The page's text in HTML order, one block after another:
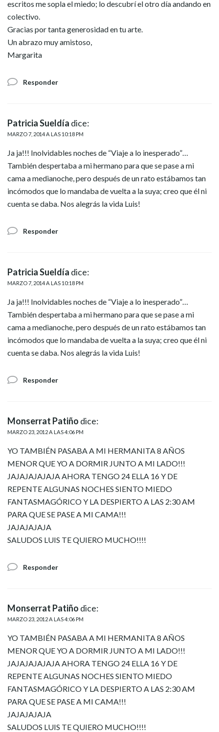
escritos me sopla el miedo; lo descubrí el otro día andando en
colectivo.
Gracias por tanta generosidad en tu arte.
Un abrazo muy amistoso,
Margarita
Responder
Patricia Sueldía dice:
MARZO 7, 2014 A LAS 10:18 PM
Ja ja!!! Inolvidables noches de “Viaje a lo inesperado”…
También despertaba a mi hermano para que se pase a mi
cama a medianoche, pero después de un rato estábamos tan
incómodos que lo mandaba de vuelta a la suya; creo que él ni
cuenta se daba. Nos alegrás la vida Luis!
Responder
Patricia Sueldía dice:
MARZO 7, 2014 A LAS 10:18 PM
Ja ja!!! Inolvidables noches de “Viaje a lo inesperado”…
También despertaba a mi hermano para que se pase a mi
cama a medianoche, pero después de un rato estábamos tan
incómodos que lo mandaba de vuelta a la suya; creo que él ni
cuenta se daba. Nos alegrás la vida Luis!
Responder
Monserrat Patiño dice:
MARZO 23, 2012 A LAS 4:06 PM
YO TAMBIÉN PASABA A MI HERMANITA 8 AÑOS
MENOR QUE YO A DORMIR JUNTO A MI LADO!!!
JAJAJAJAJAJA AHORA TENGO 24 ELLA 16 Y DE
REPENTE ALGUNAS NOCHES SIENTO MIEDO
FANTASMAGÓRICO Y LA DESPIERTO A LAS 2:30 AM
PARA QUE SE PASE A MI CAMA!!!
JAJAJAJAJA
SALUDOS LUIS TE QUIERO MUCHO!!!!
Responder
Monserrat Patiño dice:
MARZO 23, 2012 A LAS 4:06 PM
YO TAMBIÉN PASABA A MI HERMANITA 8 AÑOS
MENOR QUE YO A DORMIR JUNTO A MI LADO!!!
JAJAJAJAJAJA AHORA TENGO 24 ELLA 16 Y DE
REPENTE ALGUNAS NOCHES SIENTO MIEDO
FANTASMAGÓRICO Y LA DESPIERTO A LAS 2:30 AM
PARA QUE SE PASE A MI CAMA!!!
JAJAJAJAJA
SALUDOS LUIS TE QUIERO MUCHO!!!!